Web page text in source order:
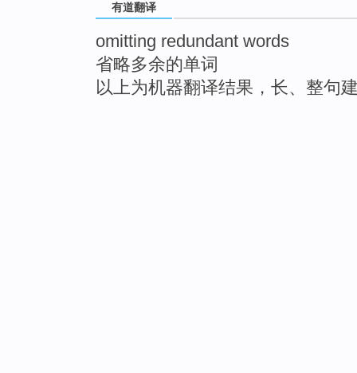
有道翻译
omitting redundant words
省略多余的单词
以上为机器翻译结果，长、整句